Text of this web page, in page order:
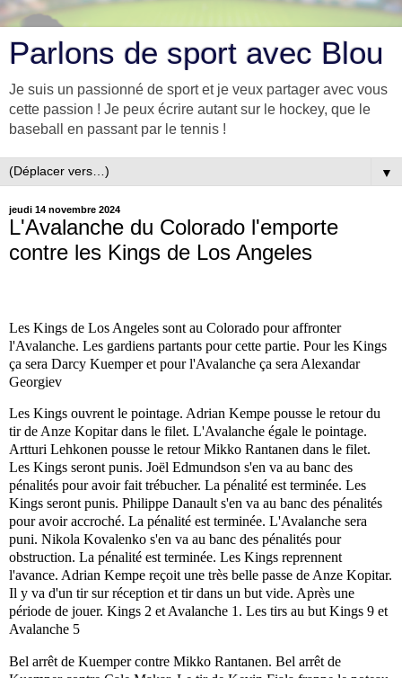
Parlons de sport avec Blou
Je suis un passionné de sport et je veux partager avec vous
cette passion ! Je peux écrire autant sur le hockey, que le
baseball en passant par le tennis !
▼
jeudi 14 novembre 2024
L'Avalanche du Colorado l'emporte
contre les Kings de Los Angeles
Les Kings de Los Angeles sont au Colorado pour affronter
l'Avalanche. Les gardiens partants pour cette partie. Pour les Kings
ça sera Darcy Kuemper et pour l'Avalanche ça sera Alexandar
Georgiev
Les Kings ouvrent le pointage. Adrian Kempe pousse le retour du
tir de Anze Kopitar dans le filet. L'Avalanche égale le pointage.
Artturi Lehkonen pousse le retour Mikko Rantanen dans le filet.
Les Kings seront punis. Joël Edmundson s'en va au banc des
pénalités pour avoir fait trébucher. La pénalité est terminée. Les
Kings seront punis. Philippe Danault s'en va au banc des pénalités
pour avoir accroché. La pénalité est terminée. L'Avalanche sera
puni. Nikola Kovalenko s'en va au banc des pénalités pour
obstruction. La pénalité est terminée. Les Kings reprennent
l'avance. Adrian Kempe reçoit une très belle passe de Anze Kopitar.
Il y va d'un tir sur réception et tir dans un but vide. Après une
période de jouer. Kings 2 et Avalanche 1. Les tirs au but Kings 9 et
Avalanche 5
Bel arrêt de Kuemper contre Mikko Rantanen. Bel arrêt de